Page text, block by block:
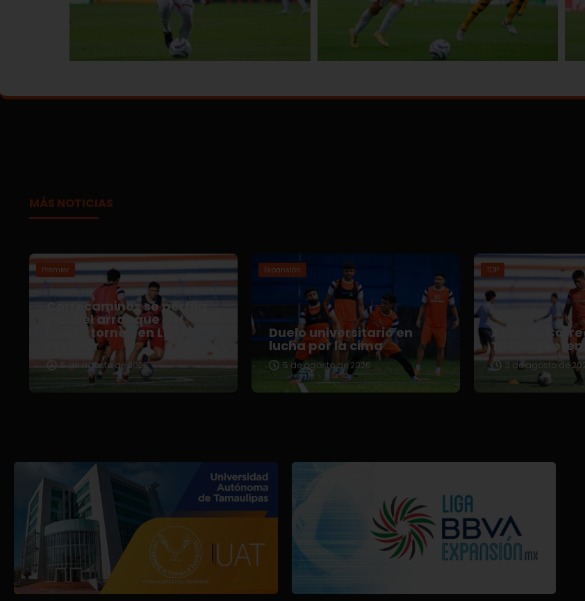
MÁS NOTICIAS
Premier
Correcaminos se perfila
para el arranque del
nuevo torneo en Liga
Premier
5 de agosto de 2026
Expansión
Duelo universitario en
lucha por la cima
5 de agosto de 2026
TDP
Afianza
TDP su
3 de agosto de